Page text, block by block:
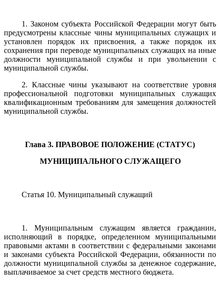
1. Законом субъекта Российской Федерации могут быть
предусмотрены классные чины муниципальных служащих и
установлен порядок их присвоения, а также порядок их
сохранения при переводе муниципальных служащих на иные
должности муниципальной службы и при увольнении с
муниципальной службы.
2. Классные чины указывают на соответствие уровня
профессиональной подготовки муниципальных служащих
квалификационным требованиям для замещения должностей
муниципальной службы.
Глава 3. ПРАВОВОЕ ПОЛОЖЕНИЕ (СТАТУС)
МУНИЦИПАЛЬНОГО СЛУЖАЩЕГО
Статья 10. Муниципальный служащий
1. Муниципальным служащим является гражданин,
исполняющий в порядке, определенном муниципальными
правовыми актами в соответствии с федеральными законами
и законами субъекта Российской Федерации, обязанности по
должности муниципальной службы за денежное содержание,
выплачиваемое за счет средств местного бюджета.